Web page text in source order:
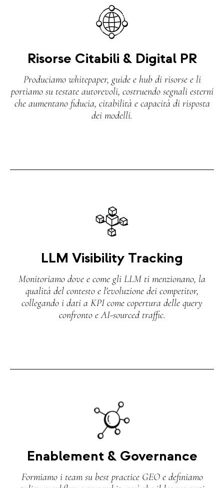
Risorse Citabili & Digital PR
Produciamo whitepaper, guide e hub di risorse e li
portiamo su testate autorevoli, costruendo segnali esterni
che aumentano fiducia, citabilità e capacità di risposta
dei modelli.
LLM Visibility Tracking
Monitoriamo dove e come gli LLM ti menzionano, la
qualità del contesto e l'evoluzione dei competitor,
collegando i dati a KPI come copertura delle query
confronto e AI‑sourced traffic.
Enablement & Governance
Formiamo i team su best practice GEO e definiamo